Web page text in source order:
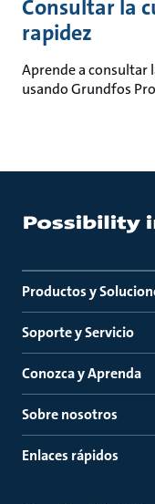
Consultar la
rapidez
Aprende a consultar
usando Grundfos
Productos y
Soporte y Servicio
Conozca y Aprenda
Sobre nosotros
Enlaces rápidos